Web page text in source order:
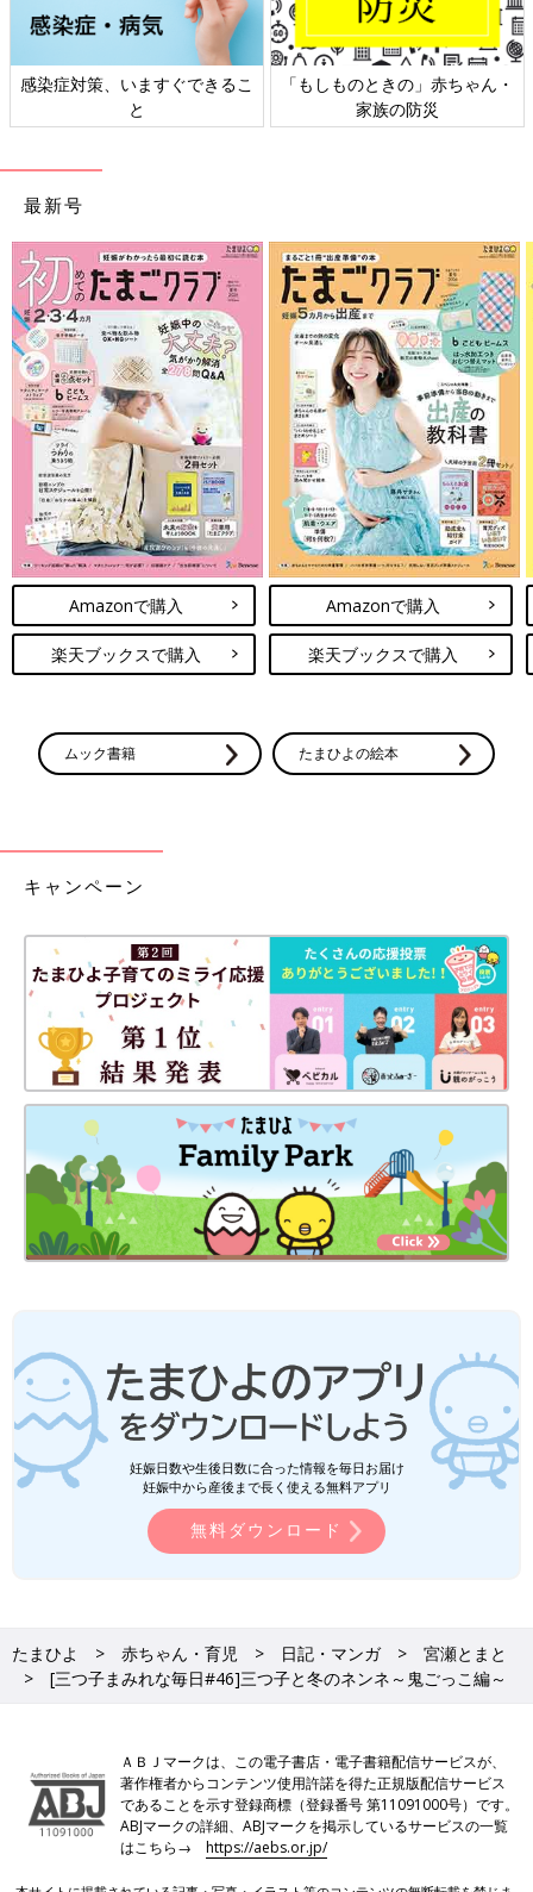
」赤ちゃん・
日本外来小児科学会リーフレッ
六星占術 細木か
最新号
Amazonで購入
楽天ブックスで購入
Amazonで購入
楽天ブックスで購入
ムック書籍 たまひよの絵本
キャンペーン
妊娠日数や生後日数に合った情報を毎日お届け
妊娠中から産後まで長く使える無料アプリ
無料ダウンロード
たまひよ 赤ちゃん・育児 日記・マンガ
宮瀬とまと
[三つ子まみれな毎日#46]三つ子と冬のネンネ～鬼ごっこ編～
ＡＢＪマークは、この電子書店・電子書籍配信サービスが、
著作権者からコンテンツ使用許諾を得た正規版配信サービス
であることを示す登録商標（登録番号 第11091000号）です。
ABJマークの詳細、ABJマークを掲示しているサービスの一覧
はこちら→https://aebs.or.jp/